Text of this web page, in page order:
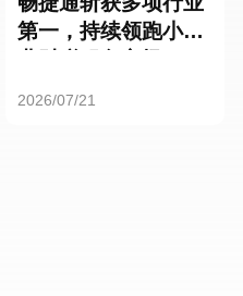
第一，持续领跑小微
2026/07/21